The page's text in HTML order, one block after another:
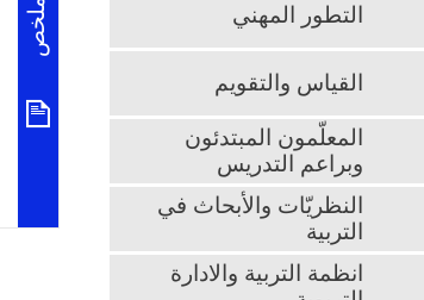
ملخص
التطور المهني
القياس والتقويم
المعلّمون المبتدئون
وبراعم التدريس
النظريّات والأبحاث في
التربية
انظمة التربية والادارة